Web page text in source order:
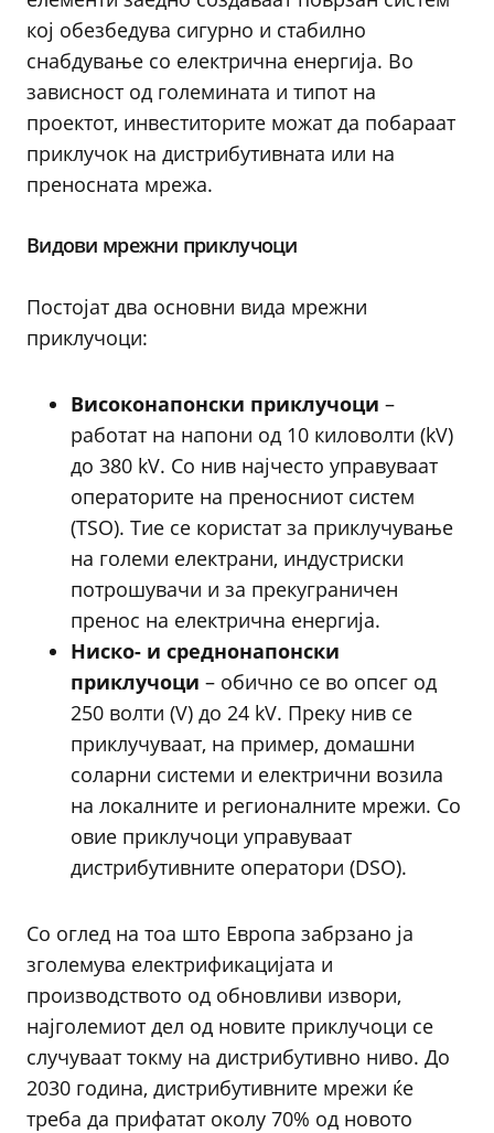
кој обезбедува сигурно и стабилно
снабдување со електрична енергија. Во
зависност од големината и типот на
проектот, инвеститорите можат да побараат
приклучок на дистрибутивната или на
преносната мрежа.
Видови мрежни приклучоци
Постојат два основни вида мрежни
приклучоци:
Високонапонски приклучоци –
работат на напони од 10 киловолти (kV)
до 380 kV. Со нив најчесто управуваат
операторите на преносниот систем
(TSO). Тие се користат за приклучување
на големи електрани, индустриски
потрошувачи и за прекуграничен
пренос на електрична енергија.
Ниско- и среднонапонски
приклучоци – обично се во опсег од
250 волти (V) до 24 kV. Преку нив се
приклучуваат, на пример, домашни
соларни системи и електрични возила
на локалните и регионалните мрежи. Со
овие приклучоци управуваат
дистрибутивните оператори (DSO).
Со оглед на тоа што Европа забрзано ја
зголемува електрификацијата и
производството од обновливи извори,
најголемиот дел од новите приклучоци се
случуваат токму на дистрибутивно ниво. До
2030 година, дистрибутивните мрежи ќе
треба да прифатат околу 70% од новото